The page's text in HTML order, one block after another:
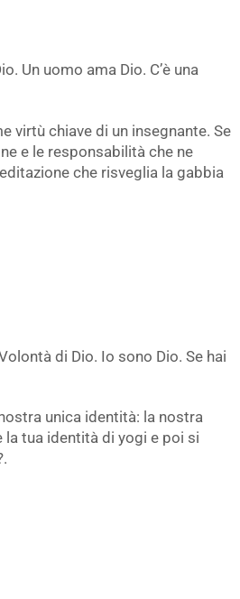
Un uomo ama Dio. C’è una
virtù chiave di un insegnante. Se
e le responsabilità che ne
che risveglia la gabbia
di Dio. Io sono Dio. Se hai
unica identità: la nostra
tua identità di yogi e poi si